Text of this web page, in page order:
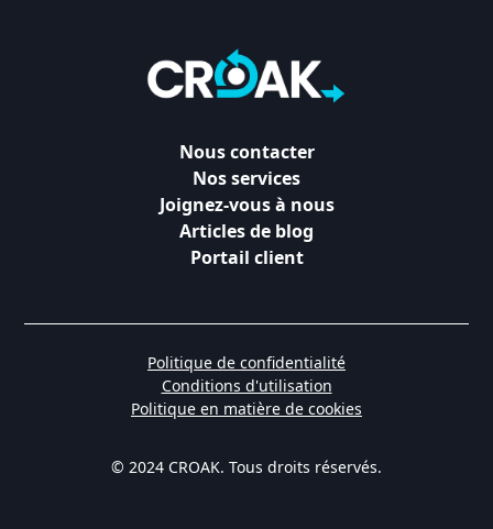
Nous contacter
Nos services
Joignez-vous à nous
Articles de blog
Portail client
© 2024 CROAK. Tous droits réservés.
Politique de confidentialité
Conditions d'utilisation
Politique en matière de cookies